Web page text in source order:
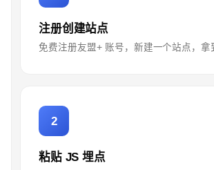
注册创建站点
免费注册友盟+ 账号，新建一个站点，拿
2
粘贴 JS 埋点